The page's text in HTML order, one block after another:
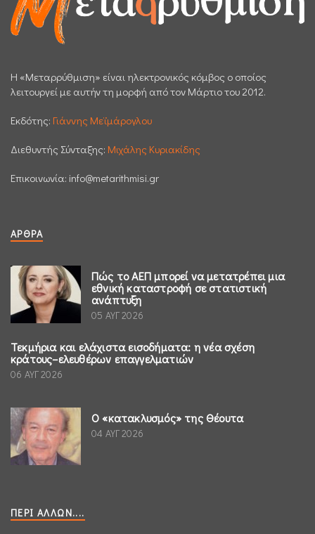
H «Μεταρρύθμιση» είναι ηλεκτρονικός κόμβος ο οποίος
λειτουργεί με αυτήν τη μορφή από τον Μάρτιο του 2012.
Εκδότης: Γιάννης Μεϊμάρογλου
Διεθυντής Σύνταξης: Μιχάλης Κυριακίδης
Επικοινωνία: info@metarithmisi.gr
ΆΡΘΡΑ
Πώς το ΑΕΠ μπορεί να μετατρέπει μια
εθνική καταστροφή σε στατιστική
ανάπτυξη
05 ΑΥΓ 2026
Τεκμήρια και ελάχιστα εισοδήματα: η νέα σχέση
κράτους–ελευθέρων επαγγελματιών
06 ΑΥΓ 2026
Ο «κατακλυσμός» της Θέουτα
04 ΑΥΓ 2026
ΠΕΡΊ ΆΛΛΩΝ....